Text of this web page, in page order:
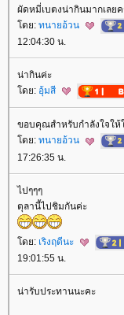
ผัดหมี่เบตงน่ากินมากเลย
ดย: ทนายอ้วน
12:04:30 น.
น่ากินค่ะ
ดย: อุ้มสี
ขอบคุณสำหรับกำลังใจให้
ดย: ทนายอ้วน
17:26:35 น.
ไปๆๆๆ
ตุลานี้ไปชิมกันค่ะ
ดย: เริงฤดีนะ
19:01:55 น.
น่ารับประทานนะคะ